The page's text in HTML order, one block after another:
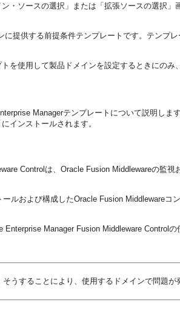
ン・ソースの選択」 または 「拡張ソースの選択」
提供する前提条件テンプレートです。テンプレ
使用して製品ドメインを設定するときにのみ
Managerテンプレートについて説明しま
インストールされます。
Controlは、Oracle Fusion Middlewareの監
ルおよび構成したOracle Fusion Middlewareコ
Enterprise Manager Fusion Middleware Control
うすることにより、使用するドメインで問題が